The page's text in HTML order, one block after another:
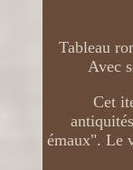
Tableau
Avec
Cet
émaux". Le